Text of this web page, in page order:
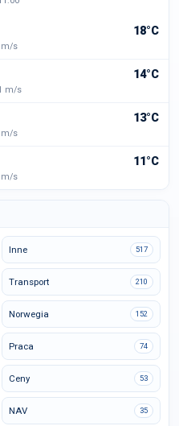
18°C
m/s
14°C
m/s
13°C
m/s
11°C
m/s
Inne 517
Transport 210
Norwegia 152
Praca 74
Ceny 53
NAV 35